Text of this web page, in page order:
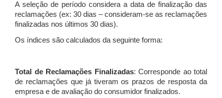
A seleção de período considera a data de finalização das
reclamações (ex: 30 dias – consideram-se as reclamações
finalizadas nos últimos 30 dias).
Os índices são calculados da seguinte forma:
Total de Reclamações Finalizadas: Corresponde ao total
de reclamações que já tiveram os prazos de resposta da
empresa e de avaliação do consumidor finalizados.